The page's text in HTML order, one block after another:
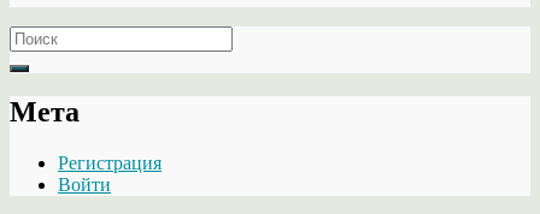
Search
for:
Мета
Регистрация
Войти